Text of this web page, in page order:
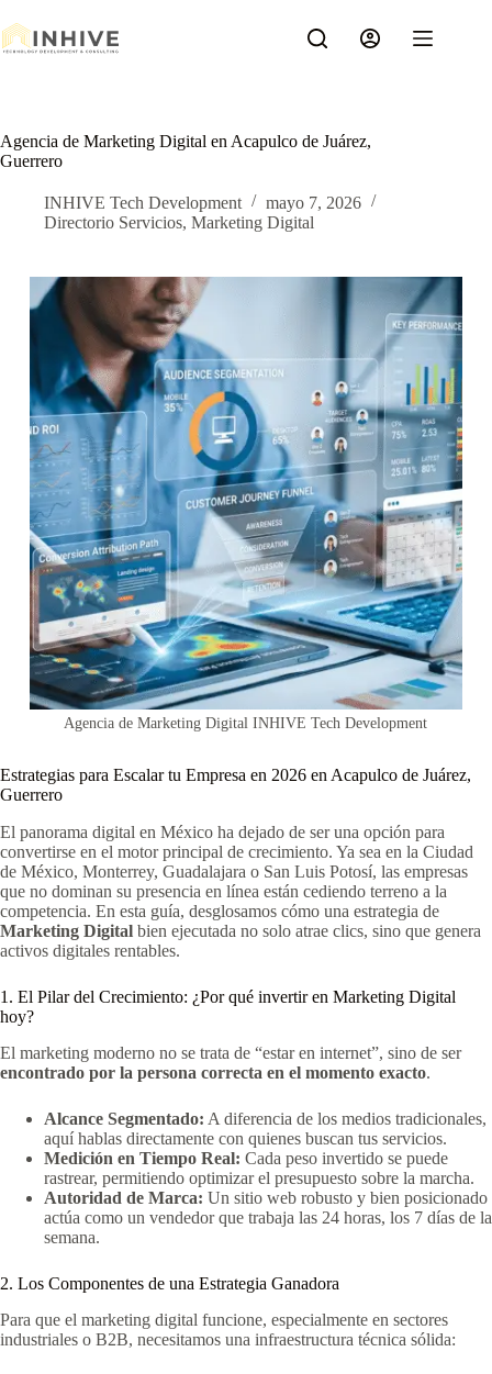
al
contenido
Agencia de Marketing Digital en Acapulco de Juárez,
Guerrero
INHIVE Tech Development
mayo 7, 2026
Directorio Servicios, Marketing Digital
Agencia de Marketing Digital INHIVE Tech Development
Estrategias para Escalar tu Empresa en 2026 en Acapulco de Juárez,
Guerrero
El panorama digital en México ha dejado de ser una opción para
convertirse en el motor principal de crecimiento. Ya sea en la Ciudad
de México, Monterrey, Guadalajara o San Luis Potosí, las empresas
que no dominan su presencia en línea están cediendo terreno a la
competencia. En esta guía, desglosamos cómo una estrategia de
Marketing Digital bien ejecutada no solo atrae clics, sino que genera
activos digitales rentables.
1. El Pilar del Crecimiento: ¿Por qué invertir en Marketing Digital
hoy?
El marketing moderno no se trata de “estar en internet”, sino de ser
encontrado por la persona correcta en el momento exacto.
Alcance Segmentado: A diferencia de los medios tradicionales,
aquí hablas directamente con quienes buscan tus servicios.
Medición en Tiempo Real: Cada peso invertido se puede
rastrear, permitiendo optimizar el presupuesto sobre la marcha.
Autoridad de Marca: Un sitio web robusto y bien posicionado
actúa como un vendedor que trabaja las 24 horas, los 7 días de la
semana.
2. Los Componentes de una Estrategia Ganadora
Para que el marketing digital funcione, especialmente en sectores
industriales o B2B, necesitamos una infraestructura técnica sólida: